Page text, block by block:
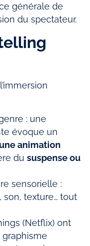
générale de
du spectateur.
: une
évoque un
une animation
du suspense ou
sensorielle :
texture… tout
(Netflix) ont
graphisme